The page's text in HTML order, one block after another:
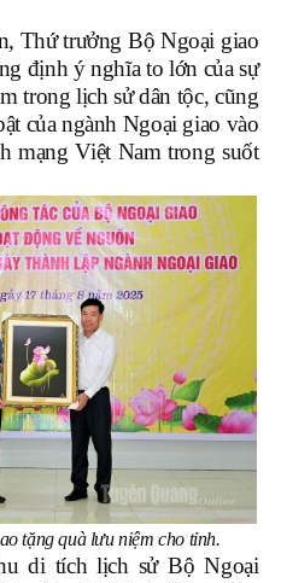
Thứ trưởng Bộ Ngoại giao
định ý nghĩa to lớn của sự
trong lịch sử dân tộc, cũng
của ngành Ngoại giao vào
mạng Việt Nam trong suốt
tặng quà lưu niệm cho tỉnh.
di tích lịch sử Bộ Ngoại